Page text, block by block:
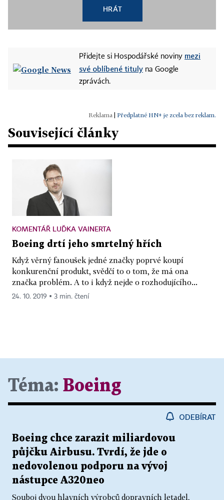
HRÁT
Přidejte si Hospodářské noviny mezi
své oblíbené tituly na Google
zprávách.
Předplatné HN+ je zcela bez reklam.
Související články
KOMENTÁŘ LUĎKA VAINERTA
Boeing drtí jeho smrtelný hřích
Když věrný fanoušek jedné značky poprvé koupí
konkurenční produkt, svědčí to o tom, že má ona
značka problém. A to i když nejde o rozhodujícího...
24. 10. 2019 ▪ 3 min. čtení
Téma: Boeing
ODEBÍRAT
Boeing chce zarazit miliardovou
půjčku Airbusu. Tvrdí, že jde o
nedovolenou podporu na vývoj
nástupce A320neo
Souboj dvou hlavních výrobců dopravních letadel,